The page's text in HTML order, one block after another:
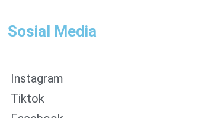
Sosial Media
Instagram
Tiktok